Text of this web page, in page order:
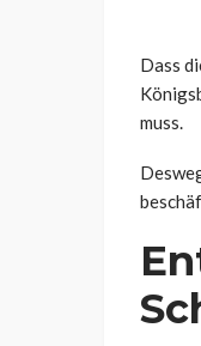
Dass
muss.